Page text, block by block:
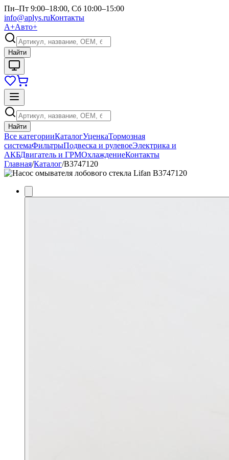
Пн–Пт 9:00–18:00, Сб 10:00–15:00
info@aplys.ruКонтакты
А+Авто+
Найти
Найти
Все категорииКаталогУценкаТормозная
системаФильтрыПодвеска и рулевоеЭлектрика и
АКБДвигатель и ГРМОхлаждениеКонтакты
Главная/Каталог/B3747120